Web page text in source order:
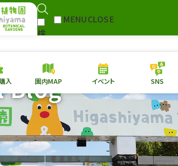
検
MENUCLOSE
本日の開園情報 チケ
園内MAP イベント
総合案内
入 園内MAP イベント SNS
Blog